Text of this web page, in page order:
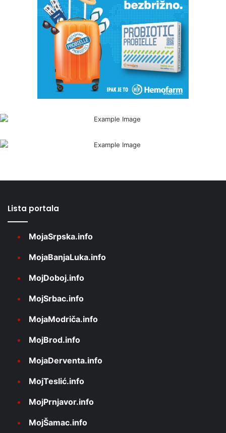
Lista portala
MojaSrpska.info
MojaBanjaLuka.info
MojDoboj.info
MojSrbac.info
MojaModriča.info
MojBrod.info
MojaDerventa.info
MojTeslić.info
MojPrnjavor.info
MojŠamac.info